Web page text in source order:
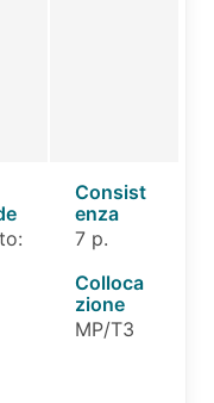
Consist
enza
7 p.
Colloca
zione
MP/T3